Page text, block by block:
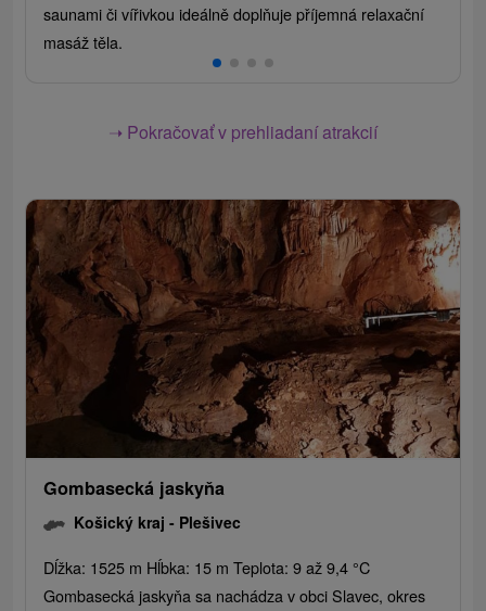
saunami či vířivkou ideálně doplňuje příjemná relaxační
masáž těla.
➝ Pokračovať v prehliadaní atrakcií
Gombasecká jaskyňa
Košický kraj - Plešivec
Dĺžka: 1525 m Hĺbka: 15 m Teplota: 9 až 9,4 °C
Gombasecká jaskyňa sa nachádza v obci Slavec, okres